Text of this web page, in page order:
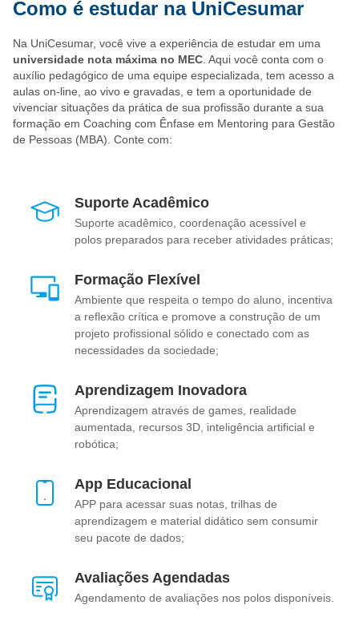
Como é estudar na UniCesumar
Na UniCesumar, você vive a experiência de estudar em uma
universidade nota máxima no MEC. Aqui você conta com o
auxílio pedagógico de uma equipe especializada, tem acesso a
aulas on-line, ao vivo e gravadas, e tem a oportunidade de
vivenciar situações da prática de sua profissão durante a sua
formação em Coaching com Ênfase em Mentoring para Gestão
de Pessoas (MBA). Conte com:
Suporte Acadêmico
Suporte acadêmico, coordenação acessível e
polos preparados para receber atividades práticas;
Formação Flexível
Ambiente que respeita o tempo do aluno, incentiva
a reflexão crítica e promove a construção de um
projeto profissional sólido e conectado com as
necessidades da sociedade;
Aprendizagem Inovadora
Aprendizagem através de games, realidade
aumentada, recursos 3D, inteligência artificial e
robótica;
App Educacional
APP para acessar suas notas, trilhas de
aprendizagem e material didático sem consumir
seu pacote de dados;
Avaliações Agendadas
Agendamento de avaliações nos polos disponíveis.